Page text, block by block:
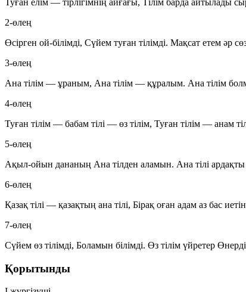
Туған елім — тірлігімнің айғағы, Тілім барда айтылады
2-өлең
Өсірген ой-білімді, Сүйем туған тілімді. Мақсат етем әр
3-өлең
Ана тілім — ұраным, Ана тілім — құралым. Ана тілім
4-өлең
Туған тілім — бабам тілі — өз тілім, Туған тілім — анам
5-өлең
Ақыл-ойын дананың Ана тілден аламын. Ана тілі
6-өлең
Қазақ тілі — қазақтың ана тілі, Бірақ оған адам аз бас
7-өлең
Сүйем өз тілімді, Боламын білімді. Өз тілім үйретер
Қорытынды